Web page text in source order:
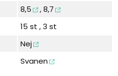
8,5 ,8,7
15 st , 3 st
Nej
Svanen